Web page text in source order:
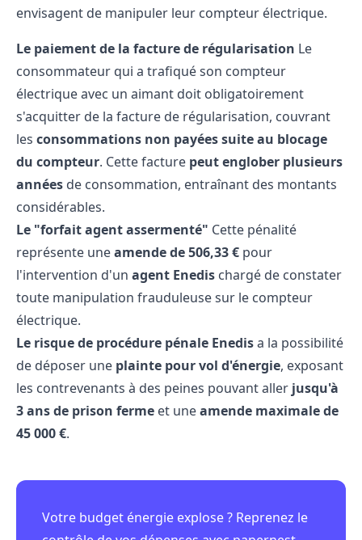
envisagent de manipuler leur compteur électrique.
Le paiement de la facture de régularisation Le
consommateur qui a trafiqué son compteur
électrique avec un aimant doit obligatoirement
s'acquitter de la facture de régularisation, couvrant
les consommations non payées suite au blocage
du compteur. Cette facture peut englober plusieurs
années de consommation, entraînant des montants
considérables.
Le "forfait agent assermenté" Cette pénalité
représente uneamende de 506,33 € pour
l'intervention d'un agent Enedis chargé de constater
toute manipulation frauduleuse sur le compteur
électrique.
Le risque de procédure pénale Enedisa la possibilité
de déposer une plainte pour vol d'énergie, exposant
les contrevenants à des peines pouvant aller jusqu'à
3 ans de prison ferme et uneamende maximale de
45 000 €.
Votre budget énergie explose ? Reprenez le